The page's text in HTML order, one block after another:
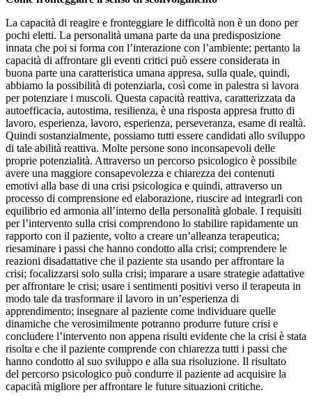
La capacità di reagire e fronteggiare le difficoltà non è un dono per
pochi eletti. La personalità umana parte da una predisposizione
innata che poi si forma con l’interazione con l’ambiente; pertanto la
capacità di affrontare gli eventi critici può essere considerata in
buona parte una caratteristica umana appresa, sulla quale, quindi,
abbiamo la possibilità di potenziarla, così come in palestra si lavora
per potenziare i muscoli. Questa capacità reattiva, caratterizzata da
autoefficacia, autostima, resilienza, è una risposta appresa frutto di
lavoro, esperienza, lavoro, esperienza, perseveranza, esame di realtà.
Quindi sostanzialmente, possiamo tutti essere candidati allo sviluppo
di tale abilità reattiva. Molte persone sono inconsapevoli delle
proprie potenzialità. Attraverso un percorso psicologico è possibile
avere una maggiore consapevolezza e chiarezza dei contenuti
emotivi alla base di una crisi psicologica e quindi, attraverso un
processo di comprensione ed elaborazione, riuscire ad integrarli con
equilibrio ed armonia all’interno della personalità globale. I requisiti
per l’intervento sulla crisi comprendono lo stabilire rapidamente un
rapporto con il paziente, volto a creare un’alleanza terapeutica;
riesaminare i passi che hanno condotto alla crisi; comprendere le
reazioni disadattative che il paziente sta usando per affrontare la
crisi; focalizzarsi solo sulla crisi; imparare a usare strategie adattative
per affrontare le crisi; usare i sentimenti positivi verso il terapeuta in
modo tale da trasformare il lavoro in un’esperienza di
apprendimento; insegnare al paziente come individuare quelle
dinamiche che verosimilmente potranno produrre future crisi e
concludere l’intervento non appena risulti evidente che la crisi è stata
risolta e che il paziente comprende con chiarezza tutti i passi che
hanno condotto al suo sviluppo e alla sua risoluzione. Il risultato
del percorso psicologico può condurre il paziente ad acquisire la
capacità migliore per affrontare le future situazioni critiche.